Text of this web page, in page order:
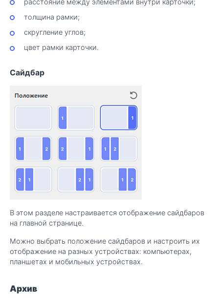
расстояние между элементами внутри карточки;
толщина рамки;
скругление углов;
цвет рамки карточки.
Сайдбар
В этом разделе настраивается отображение сайдбаров
на главной странице.
Можно выбрать положение сайдбаров и настроить их
отображение на разных устройствах: компьютерах,
планшетах и мобильных устройствах.
Архив